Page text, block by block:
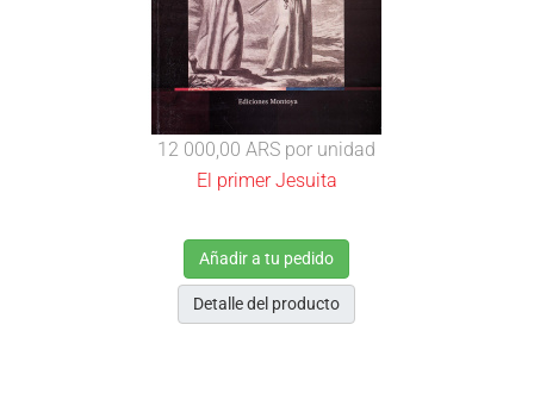
12 000,00 ARS por unidad
El primer Jesuita
Añadir a tu pedido
Detalle del producto